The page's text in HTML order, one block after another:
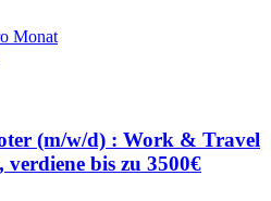
Monat
(m/w/d) : Work & Travel
bis zu 3500€